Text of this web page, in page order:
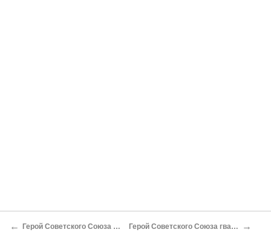
← Герой Советского Союза гвардии капитан Кирток Н. Н. Герой Советского Союза гвардии капитан Овчинников А. П. →